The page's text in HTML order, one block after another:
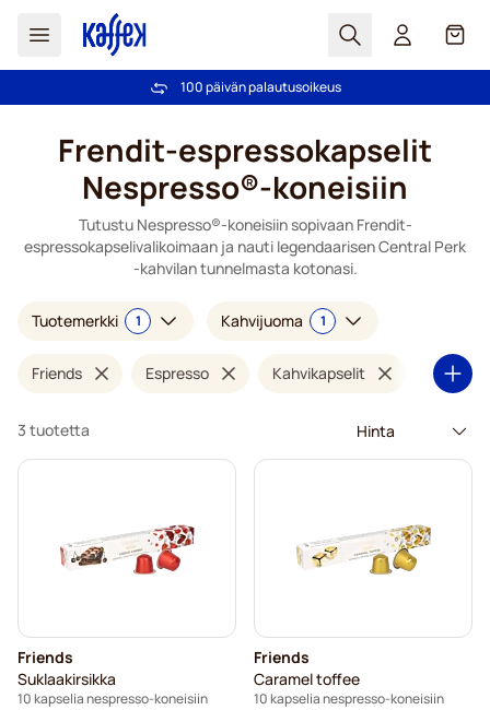
Haku Kori
Ilmainen toimitus yli 49,00€ tilauksille
100 päivän palautusoikeus
Frendit-espressokapselit
Nespresso®-koneisiin
Tutustu Nespresso®-koneisiin sopivaan Frendit-
espressokapselivalikoimaan ja nauti legendaarisen Central Perk
-kahvilan tunnelmasta kotonasi.
Tuotemerkki 1 Kahvijuoma 1
Friends Espresso Kahvikapselit
3 tuotetta
Friends
Suklaakirsikka
10 kapselia nespresso-koneisiin
Friends
Caramel toffee
10 kapselia nespresso-koneisiin